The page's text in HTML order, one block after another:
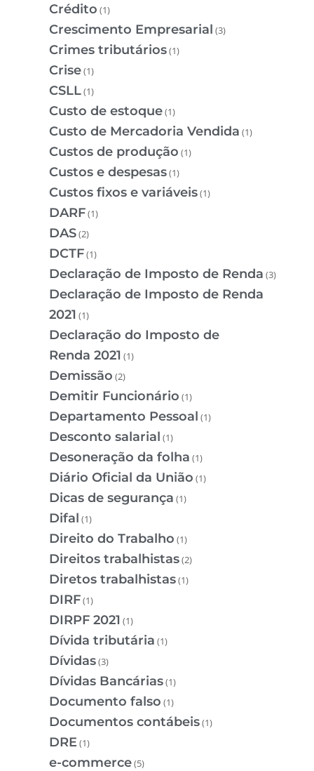
Crédito (1)
Crescimento Empresarial (3)
Crimes tributários(1)
Crise(1)
CSLL(1)
Custo de estoque(1)
Custo de Mercadoria Vendida (1)
Custos de produção (1)
Custos e despesas(1)
Custos fixos e variáveis(1)
DARF(1)
DAS(2)
DCTF(1)
Declaração de Imposto de Renda (3)
Declaração de Imposto de Renda
2021 (1)
Declaração do Imposto de
Renda 2021 (1)
Demissão (2)
Demitir Funcionário (1)
Departamento Pessoal (1)
Desconto salarial (1)
Desoneração da folha (1)
Diário Oficial da União (1)
Dicas de segurança (1)
Difal (1)
Direito do Trabalho (1)
Direitos trabalhistas(2)
Diretos trabalhistas(1)
DIRF(1)
DIRPF 2021 (1)
Dívida tributária (1)
Dívidas(3)
Dívidas Bancárias(1)
Documento falso (1)
Documentos contábeis(1)
DRE(1)
e-commerce(5)